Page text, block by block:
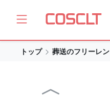
トップ 葬送のフリーレン